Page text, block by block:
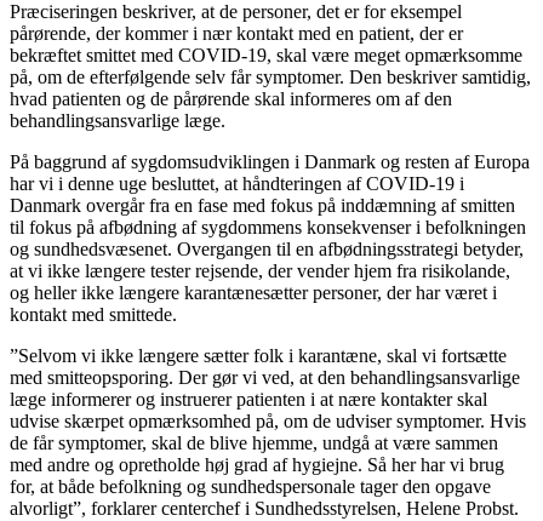
Præciseringen beskriver, at de personer, det er for eksempel
pårørende, der kommer i nær kontakt med en patient, der er
bekræftet smittet med COVID-19, skal være meget opmærksomme
på, om de efterfølgende selv får symptomer. Den beskriver samtidig,
hvad patienten og de pårørende skal informeres om af den
behandlingsansvarlige læge.
På baggrund af sygdomsudviklingen i Danmark og resten af Europa
har vi i denne uge besluttet, at håndteringen af COVID-19 i
Danmark overgår fra en fase med fokus på inddæmning af smitten
til fokus på afbødning af sygdommens konsekvenser i befolkningen
og sundhedsvæsenet. Overgangen til en afbødningsstrategi betyder,
at vi ikke længere tester rejsende, der vender hjem fra risikolande,
og heller ikke længere karantænesætter personer, der har været i
kontakt med smittede.
”Selvom vi ikke længere sætter folk i karantæne, skal vi fortsætte
med smitteopsporing. Der gør vi ved, at den behandlingsansvarlige
læge informerer og instruerer patienten i at nære kontakter skal
udvise skærpet opmærksomhed på, om de udviser symptomer. Hvis
de får symptomer, skal de blive hjemme, undgå at være sammen
med andre og opretholde høj grad af hygiejne. Så her har vi brug
for, at både befolkning og sundhedspersonale tager den opgave
alvorligt”, forklarer centerchef i Sundhedsstyrelsen, Helene Probst.